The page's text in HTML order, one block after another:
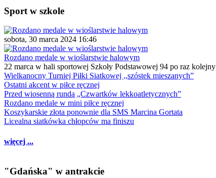
Sport w szkole
sobota, 30 marca 2024 16:46
Rozdano medale w wioślarstwie halowym
22 marca w hali sportowej Szkoły Podstawowej 94 po raz kolejny
Wielkanocny Turniej Piłki Siatkowej ,,szóstek mieszanych”
Ostatni akcent w piłce ręcznej
Przed wiosenną rundą „Czwartków lekkoatletycznych”
Rozdano medale w mini piłce ręcznej
Koszykarskie złota ponownie dla SMS Marcina Gortata
Licealna siatkówka chłopców ma finiszu
więcej ...
"Gdańska" w antrakcie